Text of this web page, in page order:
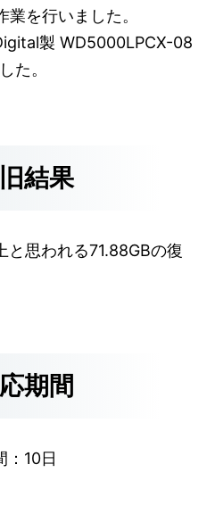
を行いました。
製 WD5000LPCX-08
た。
結果
思われる71.88GBの復
期間
：10日